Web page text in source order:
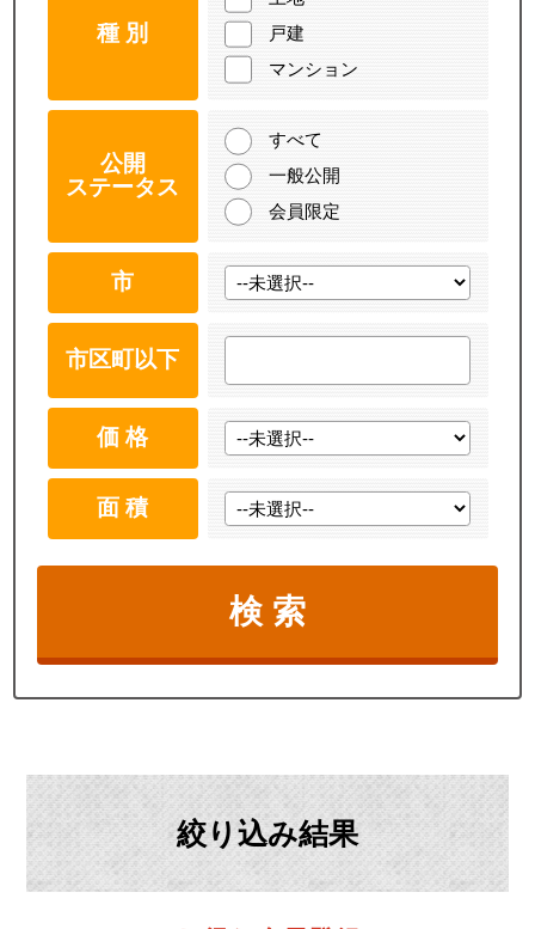
種 別
戸建
マンション
公開
ステータス
すべて
一般公開
会員限定
市
市区町以下
価 格
面 積
絞り込み結果